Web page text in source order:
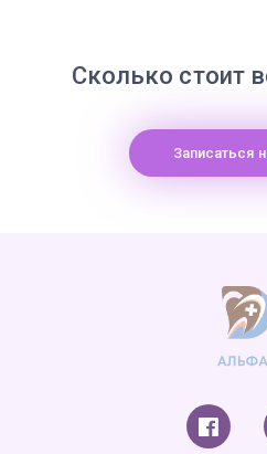
Сколько стоит
Записаться